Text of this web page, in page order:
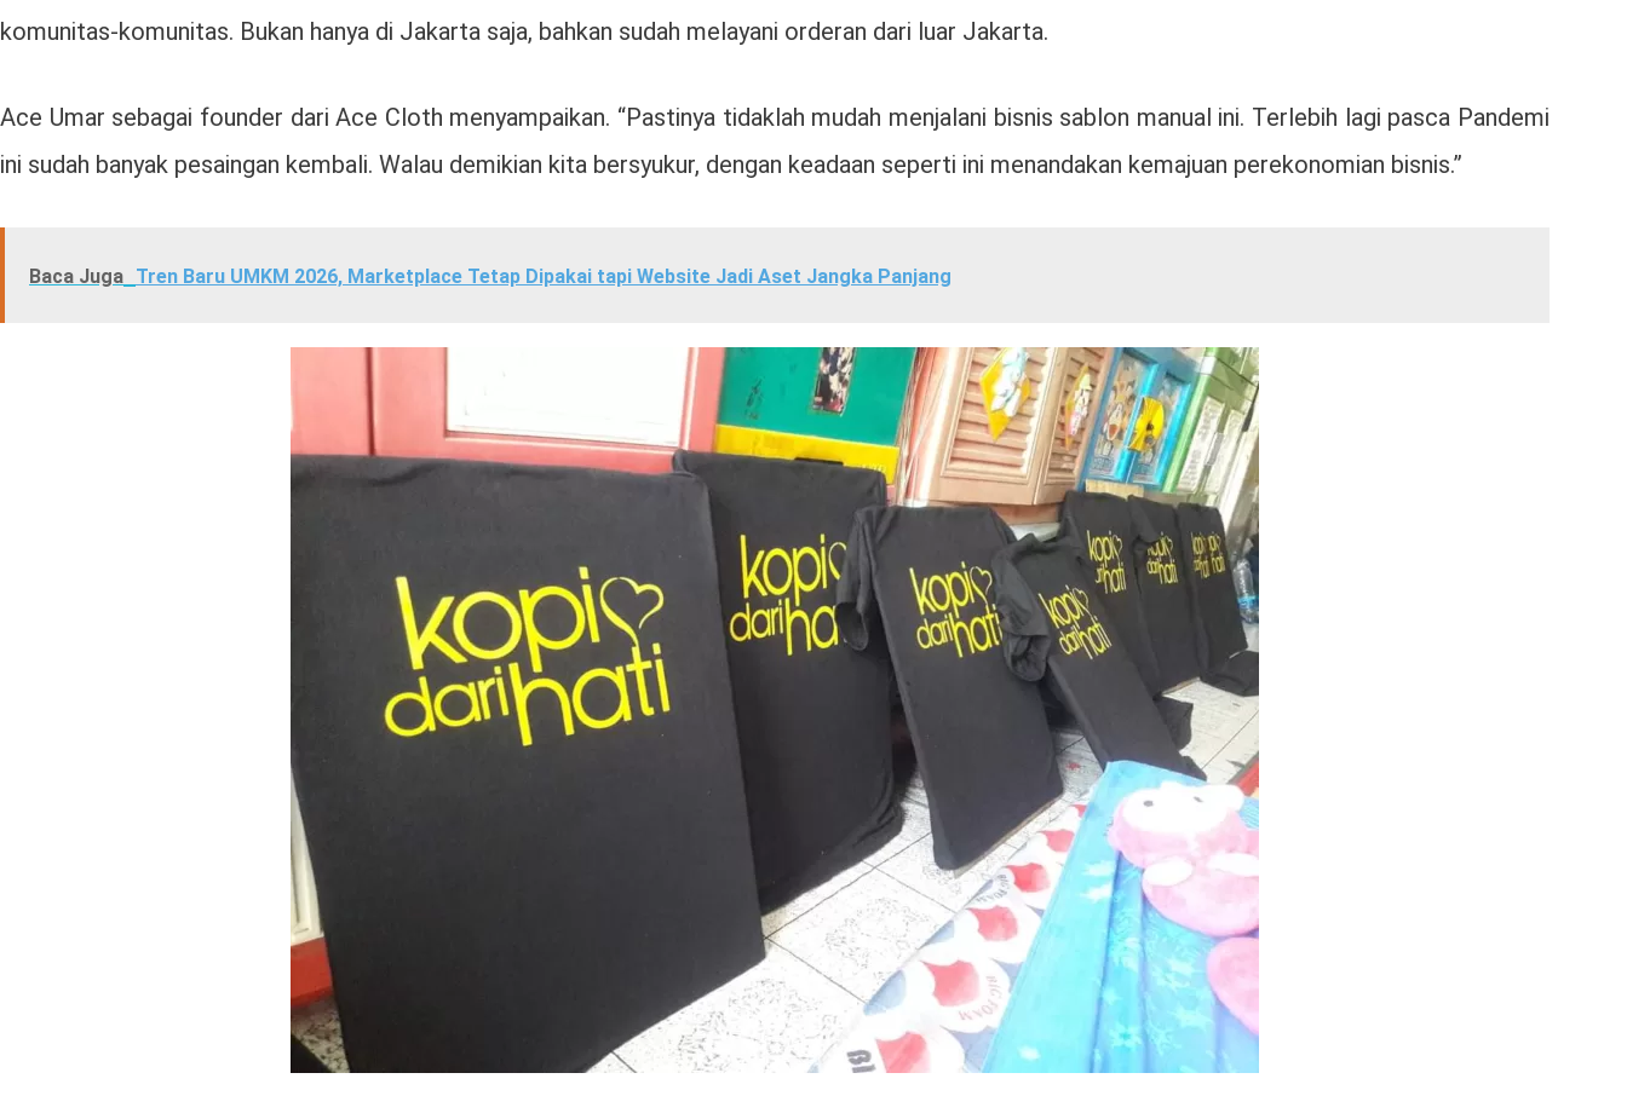
komunitas-komunitas. Bukan hanya di Jakarta saja, bahkan sudah melayani orderan dari luar Jakarta.
Ace Umar sebagai founder dari Ace Cloth menyampaikan. “Pastinya tidaklah mudah menjalani bisnis sablon manual ini. Terlebih lagi pasca Pandemi
ini sudah banyak pesaingan kembali. Walau demikian kita bersyukur, dengan keadaan seperti ini menandakan kemajuan perekonomian bisnis.”
Baca Juga Tren Baru UMKM 2026, Marketplace Tetap Dipakai tapi Website Jadi Aset Jangka Panjang